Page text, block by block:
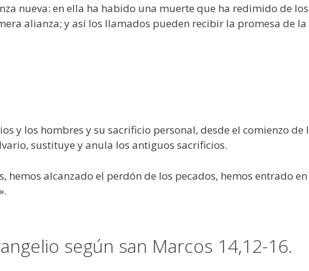
nueva: en ella ha habido una muerte que ha redimido de los
alianza; y así los llamados pueden recibir la promesa de la
y los hombres y su sacrificio personal, desde el comienzo de
sustituye y anula los antiguos sacrificios.
hemos alcanzado el perdón de los pecados, hemos entrado en
según san Marcos 14,12-16.